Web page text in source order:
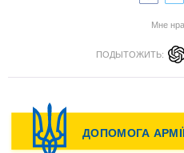
Мне
ПОДЫТОЖИТЬ: